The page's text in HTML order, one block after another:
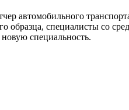
автомобильного
образца, специалисты со
специальность.